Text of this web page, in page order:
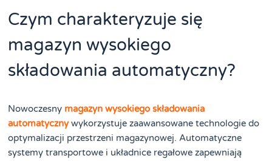
Czym charakteryzuje się
magazyn wysokiego
składowania automatyczny?
Nowoczesny magazyn wysokiego składowania
automatycznywykorzystuje zaawansowane technologie do
optymalizacji przestrzeni magazynowej. Automatyczne
systemy transportowe i układnice regałowe zapewniają